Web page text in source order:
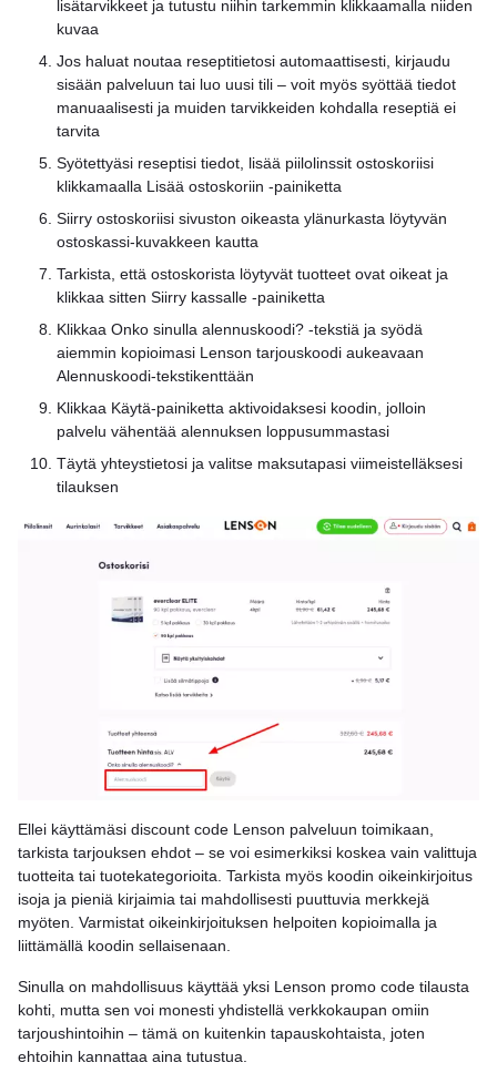
lisätarvikkeet ja tutustu niihin tarkemmin klikkaamalla niiden
kuvaa
Jos haluat noutaa reseptitietosi automaattisesti, kirjaudu
sisään palveluun tai luo uusi tili – voit myös syöttää tiedot
manuaalisesti ja muiden tarvikkeiden kohdalla reseptiä ei
tarvita
Syötettyäsi reseptisi tiedot, lisää piilolinssit ostoskoriisi
klikkamaalla Lisää ostoskoriin -painiketta
Siirry ostoskoriisi sivuston oikeasta ylänurkasta löytyvän
ostoskassi-kuvakkeen kautta
Tarkista, että ostoskorista löytyvät tuotteet ovat oikeat ja
klikkaa sitten Siirry kassalle -painiketta
Klikkaa Onko sinulla alennuskoodi? -tekstiä ja syödä
aiemmin kopioimasi Lenson tarjouskoodi aukeavaan
Alennuskoodi-tekstikenttään
Klikkaa Käytä-painiketta aktivoidaksesi koodin, jolloin
palvelu vähentää alennuksen loppusummastasi
Täytä yhteystietosi ja valitse maksutapasi viimeistelläksesi
tilauksen
Ellei käyttämäsi discount code Lenson palveluun toimikaan,
tarkista tarjouksen ehdot – se voi esimerkiksi koskea vain valittuja
tuotteita tai tuotekategorioita. Tarkista myös koodin oikeinkirjoitus
isoja ja pieniä kirjaimia tai mahdollisesti puuttuvia merkkejä
myöten. Varmistat oikeinkirjoituksen helpoiten kopioimalla ja
liittämällä koodin sellaisenaan.
Sinulla on mahdollisuus käyttää yksi Lenson promo code tilausta
kohti, mutta sen voi monesti yhdistellä verkkokaupan omiin
tarjoushintoihin – tämä on kuitenkin tapauskohtaista, joten
ehtoihin kannattaa aina tutustua.